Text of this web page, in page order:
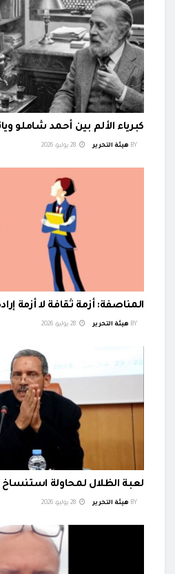
كبرياء الألم بين أحمد شاملو
BY هيئة التحرير
المناصفة: أزمة ثقافة لا أزمة
BY هيئة التحرير
لعبة الظلال لمحاولة
BY هيئة التحرير